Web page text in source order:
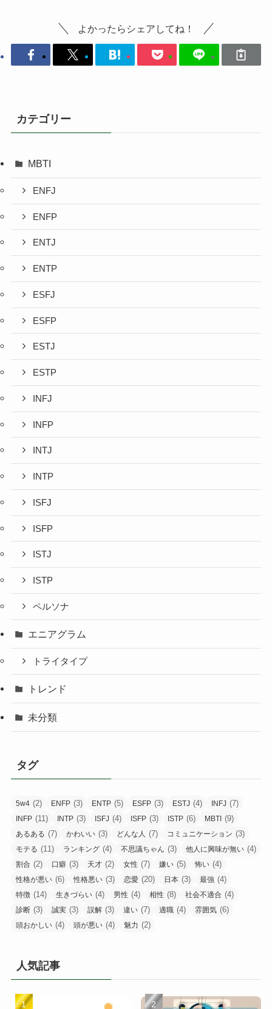
よかったらシェアしてね！
カテゴリー
MBTI
ENFJ
ENFP
ENTJ
ENTP
ESFJ
ESFP
ESTJ
ESTP
INFJ
INFP
INTJ
INTP
ISFJ
ISFP
ISTJ
ISTP
ペルソナ
エニアグラム
トライタイプ
トレンド
未分類
タグ
5w4 (2) ENFP (3) ENTP (5) ESFP (3) ESTJ (4) INFJ (7)
INFP (11) INTP (3) ISFJ (4) ISFP (3) ISTP (6) MBTI (9)
あるある (7) かわいい (3) どんな人 (7) コミュニケーション (3)
モテる (11) ランキング (4) 不思議ちゃん (3) 他人に興味が無い (4)
割合 (2) 口癖 (3) 天才 (2) 女性 (7) 嫌い (5) 怖い (4)
性格が悪い (6) 性格悪い (3) 恋愛 (20) 日本 (3) 最強 (4)
特徴 (14) 生きづらい (4) 男性 (4) 相性 (8) 社会不適合 (4)
診断 (3) 誠実 (3) 誤解 (3) 違い (7) 適職 (4) 雰囲気 (6)
頭おかしい (4) 頭が悪い (4) 魅力 (2)
人気記事